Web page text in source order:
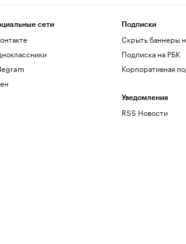
сети Подписки
Скрыть баннеры
Подписка на РБК
Корпоративная
Уведомления
RSS Новости